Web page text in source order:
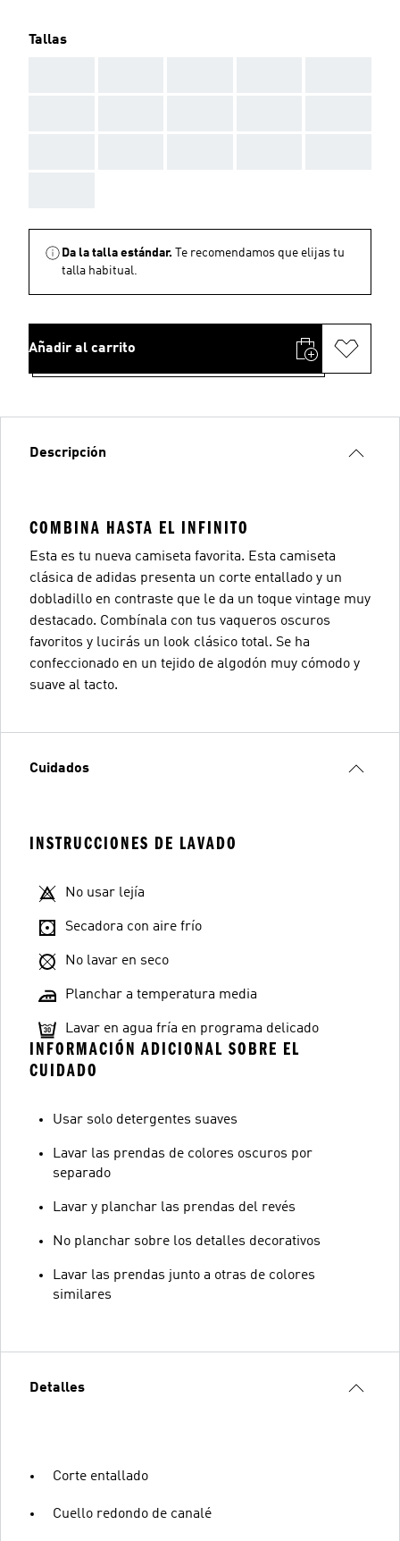
Tallas
Da la talla estándar.
Te recomendamos que elijas tu
talla habitual.
Añadir al carrito
Descripción
COMBINA HASTA EL INFINITO
Esta es tu nueva camiseta favorita. Esta camiseta
clásica de adidas presenta un corte entallado y un
dobladillo en contraste que le da un toque vintage muy
destacado. Combínala con tus vaqueros oscuros
favoritos y lucirás un look clásico total. Se ha
confeccionado en un tejido de algodón muy cómodo y
suave al tacto.
Cuidados
INSTRUCCIONES DE LAVADO
No usar lejía
Secadora con aire frío
No lavar en seco
Planchar a temperatura media
Lavar en agua fría en programa delicado
INFORMACIÓN ADICIONAL SOBRE EL
CUIDADO
Usar solo detergentes suaves
Lavar las prendas de colores oscuros por
separado
Lavar y planchar las prendas del revés
No planchar sobre los detalles decorativos
Lavar las prendas junto a otras de colores
similares
Detalles
Corte entallado
Cuello redondo de canalé